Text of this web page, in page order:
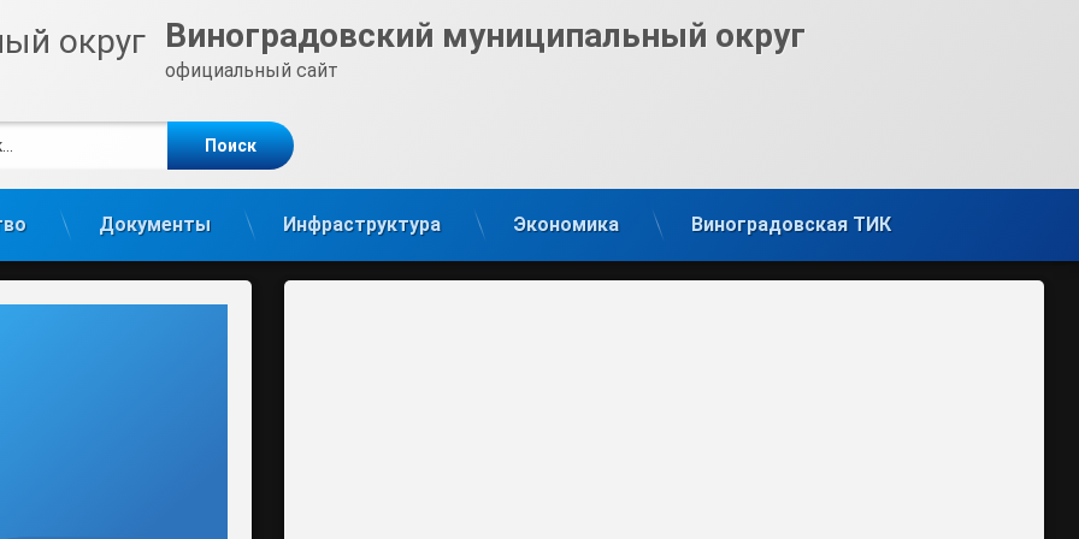
Виноградовский муниципальный округ
официальный сайт
Документы Инфраструктура Экономика Виноградовская ТИК